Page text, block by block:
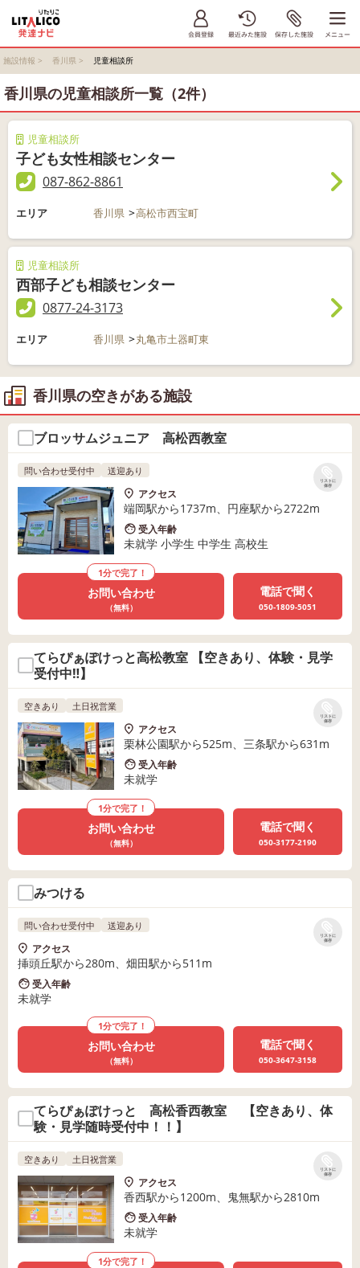
施設情報 > 香川県 > 児童相談所
香川県の児童相談所一覧（2件）
児童相談所
子ども女性相談センター
087-862-8861
エリア 香川県 高松市西宝町
児童相談所
西部子ども相談センター
0877-24-3173
エリア 香川県 丸亀市土器町東
香川県の空きがある施設
ブロッサムジュニア 高松西教室
リストに
保存
問い合わせ受付中 送迎あり
アクセス
端岡駅から1737m、円座駅から2722m
受入年齢
未就学 小学生 中学生 高校生
1分で完了！
お問い合わせ
（無料）
電話で聞く
050-1809-5051
てらぴぁぽけっと高松教室 【空きあり、体験・見学
受付中‼】
リストに
保存
空きあり 土日祝営業
アクセス
栗林公園駅から525m、三条駅から631m
受入年齢
未就学
1分で完了！
お問い合わせ
（無料）
電話で聞く
050-3177-2190
みつける
リストに
保存
問い合わせ受付中 送迎あり
アクセス
挿頭丘駅から280m、畑田駅から511m
受入年齢
未就学
1分で完了！
お問い合わせ
（無料）
電話で聞く
050-3647-3158
てらぴぁぽけっと 高松香西教室 【空きあり、体
験・見学随時受付中！！】
リストに
保存
空きあり 土日祝営業
アクセス
香西駅から1200m、鬼無駅から2810m
受入年齢
未就学
1分で完了！